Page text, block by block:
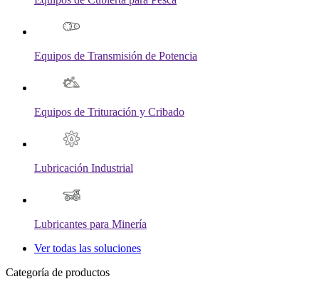
Equipos de Transmisión de Potencia
Equipos de Trituración y Cribado
Lubricación Industrial
Lubricantes para Minería
Ver todas las soluciones
Categoría de productos